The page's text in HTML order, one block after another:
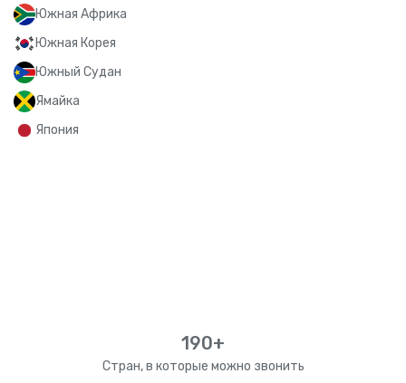
Южная Африка
Южная Корея
Южный Судан
Ямайка
Япония
190+
Стран, в которые можно звонить